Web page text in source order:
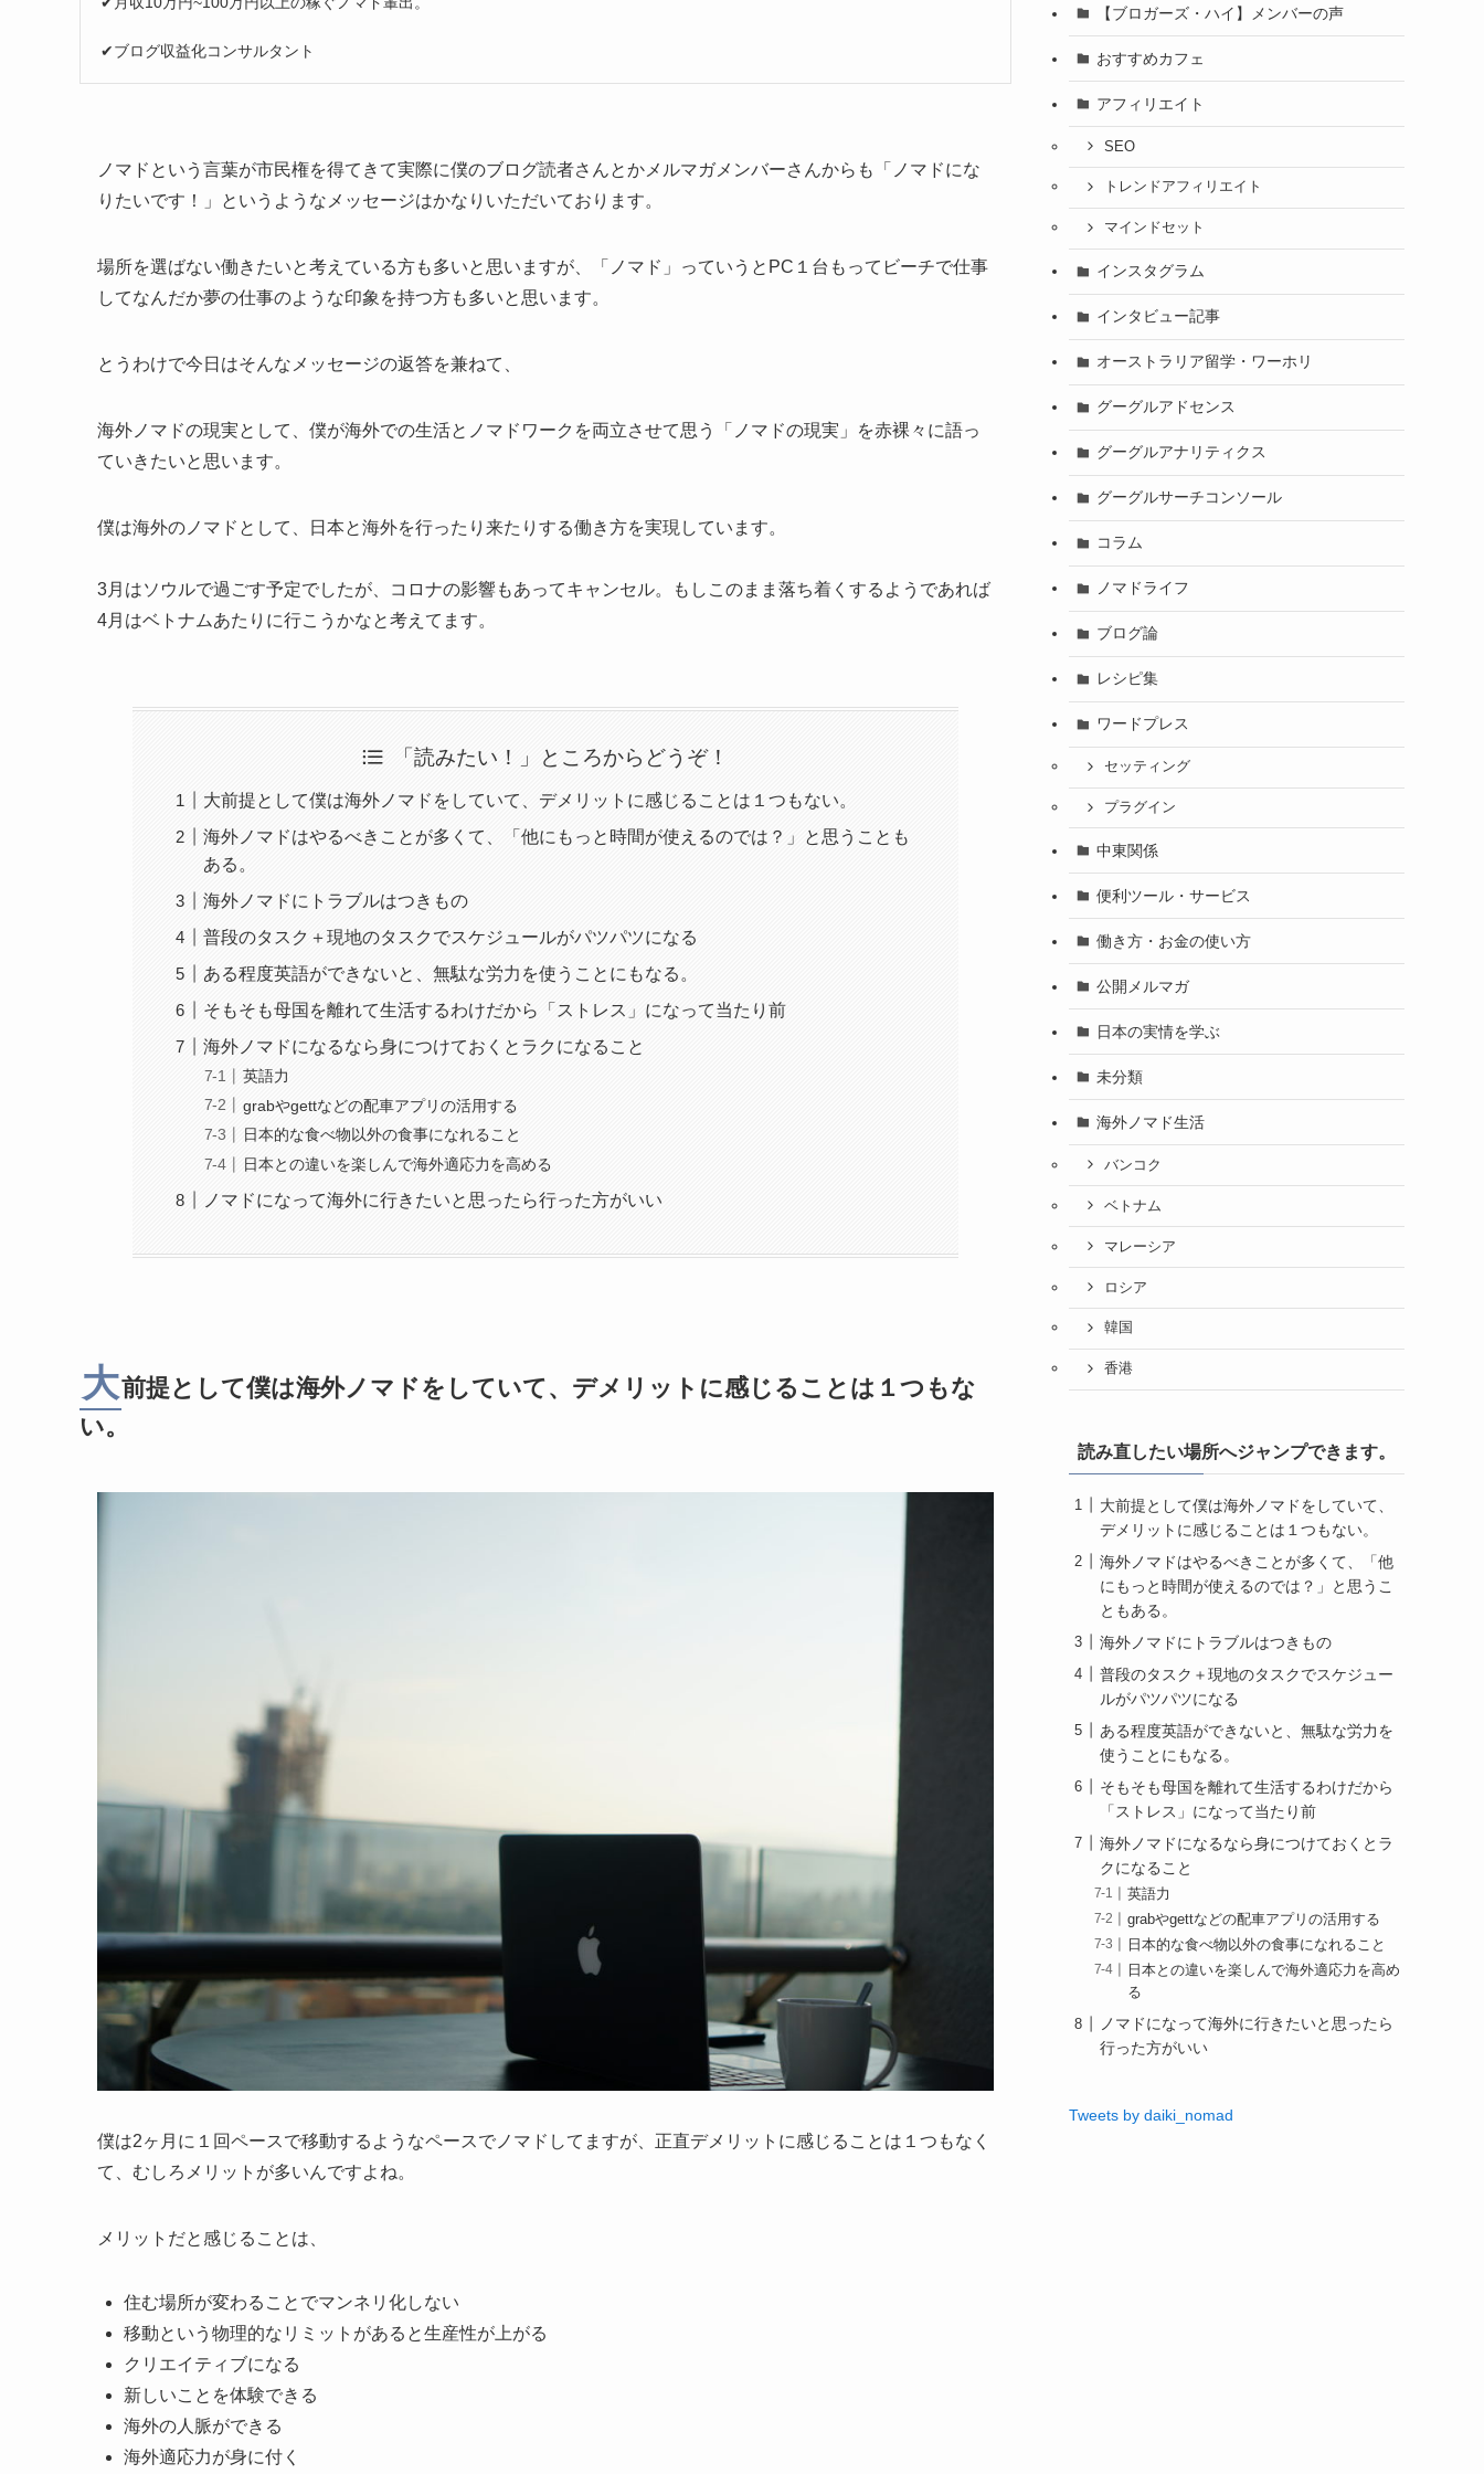
✔︎ブログ収益化コンサルタント
ノマドという言葉が市民権を得てきて実際に僕のブログ読者さんとかメルマガメンバーさんからも「ノマドにな
りたいです！」というようなメッセージはかなりいただいております。
場所を選ばない働きたいと考えている方も多いと思いますが、「ノマド」っていうとPC１台もってビーチで仕事
してなんだか夢の仕事のような印象を持つ方も多いと思います。
とうわけで今日はそんなメッセージの返答を兼ねて、
海外ノマドの現実として、僕が海外での生活とノマドワークを両立させて思う「ノマドの現実」を赤裸々に語っ
ていきたいと思います。
僕は海外のノマドとして、日本と海外を行ったり来たりする働き方を実現しています。
3月はソウルで過ごす予定でしたが、コロナの影響もあってキャンセル。もしこのまま落ち着くするようであれば
4月はベトナムあたりに行こうかなと考えてます。
「読みたい！」ところからどうぞ！
大前提として僕は海外ノマドをしていて、デメリットに感じることは１つもない。
海外ノマドはやるべきことが多くて、「他にもっと時間が使えるのでは？」と思うことも
ある。
海外ノマドにトラブルはつきもの
普段のタスク＋現地のタスクでスケジュールがパツパツになる
ある程度英語ができないと、無駄な労力を使うことにもなる。
そもそも母国を離れて生活するわけだから「ストレス」になって当たり前
海外ノマドになるなら身につけておくとラクになること
英語力
grabやgettなどの配車アプリの活用する
日本的な食べ物以外の食事になれること
日本との違いを楽しんで海外適応力を高める
ノマドになって海外に行きたいと思ったら行った方がいい
大前提として僕は海外ノマドをしていて、デメリットに感じることは１つもな
い。
僕は2ヶ月に１回ペースで移動するようなペースでノマドしてますが、正直デメリットに感じることは１つもなく
て、むしろメリットが多いんですよね。
メリットだと感じることは、
住む場所が変わることでマンネリ化しない
移動という物理的なリミットがあると生産性が上がる
クリエイティブになる
新しいことを体験できる
海外の人脈ができる
海外適応力が身に付く
【ブロガーズ・ハイ】メンバーの声
おすすめカフェ
アフィリエイト
SEO
トレンドアフィリエイト
マインドセット
インスタグラム
インタビュー記事
オーストラリア留学・ワーホリ
グーグルアドセンス
グーグルアナリティクス
グーグルサーチコンソール
コラム
ノマドライフ
ブログ論
レシピ集
ワードプレス
セッティング
プラグイン
中東関係
便利ツール・サービス
働き方・お金の使い方
公開メルマガ
日本の実情を学ぶ
未分類
海外ノマド生活
バンコク
ベトナム
マレーシア
ロシア
韓国
香港
読み直したい場所へジャンプできます。
大前提として僕は海外ノマドをしていて、
デメリットに感じることは１つもない。
海外ノマドはやるべきことが多くて、「他
にもっと時間が使えるのでは？」と思うこ
ともある。
海外ノマドにトラブルはつきもの
普段のタスク＋現地のタスクでスケジュー
ルがパツパツになる
ある程度英語ができないと、無駄な労力を
使うことにもなる。
そもそも母国を離れて生活するわけだから
「ストレス」になって当たり前
海外ノマドになるなら身につけておくとラ
クになること
英語力
grabやgettなどの配車アプリの活用する
日本的な食べ物以外の食事になれること
日本との違いを楽しんで海外適応力を高め
る
ノマドになって海外に行きたいと思ったら
行った方がいい
Tweets by daiki_nomad